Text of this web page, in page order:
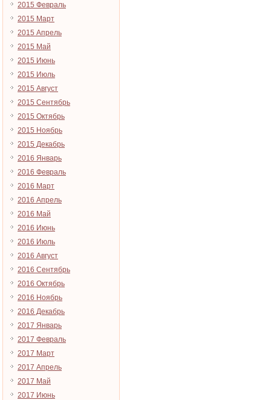
2015 Февраль
2015 Март
2015 Апрель
2015 Май
2015 Июнь
2015 Июль
2015 Август
2015 Сентябрь
2015 Октябрь
2015 Ноябрь
2015 Декабрь
2016 Январь
2016 Февраль
2016 Март
2016 Апрель
2016 Май
2016 Июнь
2016 Июль
2016 Август
2016 Сентябрь
2016 Октябрь
2016 Ноябрь
2016 Декабрь
2017 Январь
2017 Февраль
2017 Март
2017 Апрель
2017 Май
2017 Июнь